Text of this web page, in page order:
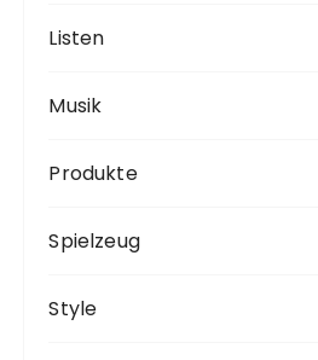
Listen
Musik
Produkte
Spielzeug
Style